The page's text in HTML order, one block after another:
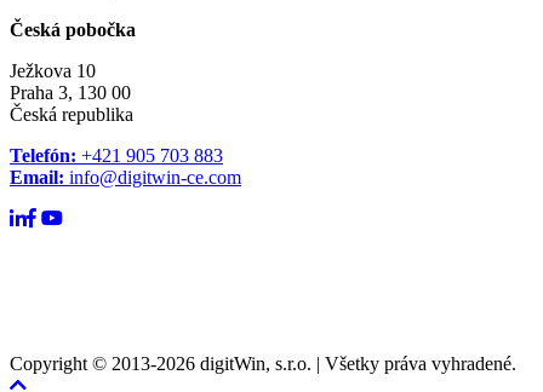
Česká pobočka
Ježkova 10
Praha 3, 130 00
Česká republika
Telefón: +421 905 703 883
Email: info@digitwin-ce.com
Copyright © 2013-2026 digitWin, s.r.o. | Všetky práva vyhradené.